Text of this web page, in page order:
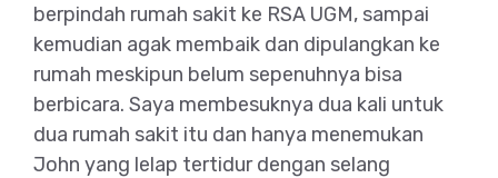
berpindah rumah sakit ke RSA UGM, sampai
kemudian agak membaik dan dipulangkan ke
rumah meskipun belum sepenuhnya bisa
berbicara. Saya membesuknya dua kali untuk
dua rumah sakit itu dan hanya menemukan
John yang lelap tertidur dengan selang